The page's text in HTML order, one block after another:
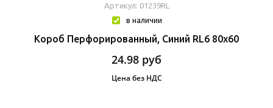
Артикул: 01239RL
в наличии
Короб Перфорированный, Синий RL6 80x60
24.98 руб
Цена без НДС